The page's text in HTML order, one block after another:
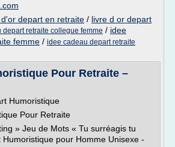
d'or depart en retraite / livre d or depart
depart retraite collegue femme / idee
femme / idee cadeau depart retraite
Pour Retraite –
Humoristique
Pour Retraite
» Jeu de Mots « Tu surréagis tu
pour Homme Unisexe -